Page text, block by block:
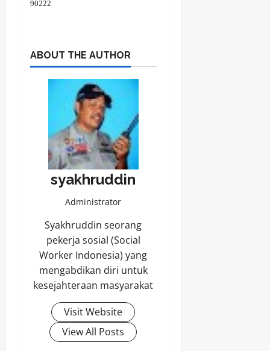
90222
ABOUT THE AUTHOR
syakhruddin
Administrator
Syakhruddin seorang
pekerja sosial (Social
Worker Indonesia) yang
mengabdikan diri untuk
kesejahteraan masyarakat
Visit Website
View All Posts